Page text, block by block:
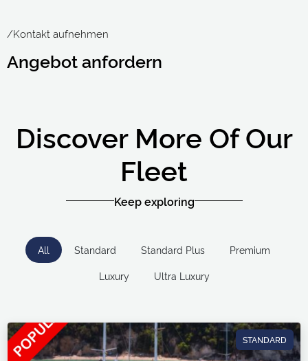
/Kontakt aufnehmen
Angebot anfordern
Discover More Of Our
Fleet
Keep exploring
All Standard Standard Plus
Premium
Luxury
Ultra Luxury
STANDARD